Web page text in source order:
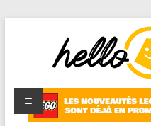
HelloBricks
Blog LEGO,
nouveaut�s